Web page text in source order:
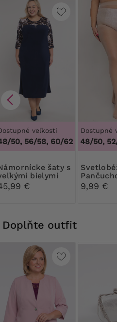
veľkosti
50, 56/58, 60/62
s
bielymi
€
Dostupné
44/46, 48/50,
Svetlobéžové
nohavice
30 DEN
9,99 €
Doplňte outfit